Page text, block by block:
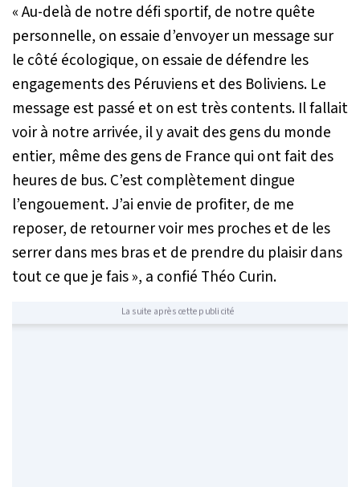
« Au-delà de notre défi sportif, de notre quête
personnelle, on essaie d’envoyer un message sur
le côté écologique, on essaie de défendre les
engagements des Péruviens et des Boliviens. Le
message est passé et on est très contents. Il fallait
voir à notre arrivée, il y avait des gens du monde
entier, même des gens de France qui ont fait des
heures de bus. C’est complètement dingue
l’engouement. J’ai envie de profiter, de me
reposer, de retourner voir mes proches et de les
serrer dans mes bras et de prendre du plaisir dans
tout ce que je fais », a confié Théo Curin.
La suite après cette publicité